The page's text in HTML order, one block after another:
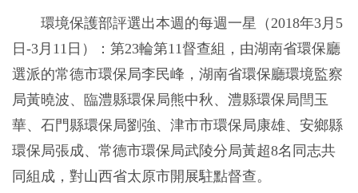
環境保護部評選出本週的每週一星（2018年3月5
日-3月11日）：第23輪第11督查組，由湖南省環保廳
選派的常德市環保局李民峰，湖南省環保廳環境監察
局黃曉波、臨澧縣環保局熊中秋、澧縣環保局閆玉
華、石門縣環保局劉強、津市市環保局康雄、安鄉縣
環保局張成、常德市環保局武陵分局黃超8名同志共
同組成， 對山西省太原市開展駐點督查。